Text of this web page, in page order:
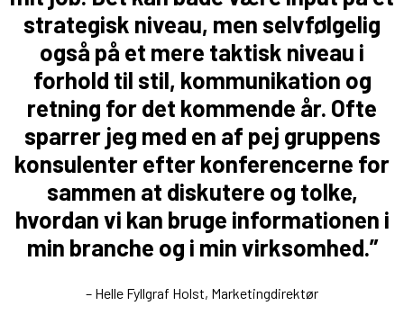
strategisk niveau, men selvfølgelig
også på et mere taktisk niveau i
forhold til stil, kommunikation og
retning for det kommende år. Ofte
sparrer jeg med en af pej gruppens
konsulenter efter konferencerne for
sammen at diskutere og tolke,
hvordan vi kan bruge informationen i
min branche og i min virksomhed.”
– Helle Fyllgraf Holst, Marketingdirektør